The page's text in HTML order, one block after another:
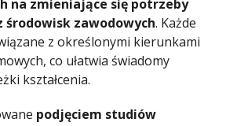
na zmieniające się potrzeby
środowisk zawodowych. Każde
z określonymi kierunkami
co ułatwia świadomy
kształcenia.
podjęciem studiów